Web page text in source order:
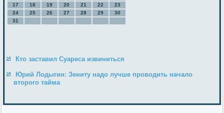
17
18 19 20 21 22
23
24
25 26 27 28 29
30
31
Кто заставил Суареса извиниться
Юрий Лодыгин: Зениту надо лучше проводить начало
второго тайма